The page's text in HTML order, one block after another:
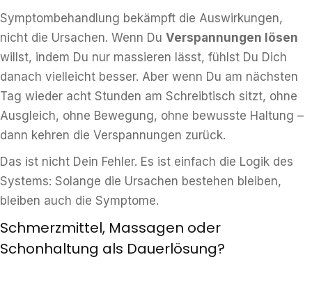
Symptombehandlung bekämpft die Auswirkungen,
nicht die Ursachen. Wenn Du Verspannungen lösen
willst, indem Du nur massieren lässt, fühlst Du Dich
danach vielleicht besser. Aber wenn Du am nächsten
Tag wieder acht Stunden am Schreibtisch sitzt, ohne
Ausgleich, ohne Bewegung, ohne bewusste Haltung –
dann kehren die Verspannungen zurück.
Das ist nicht Dein Fehler. Es ist einfach die Logik des
Systems: Solange die Ursachen bestehen bleiben,
bleiben auch die Symptome.
Schmerzmittel, Massagen oder
Schonhaltung als Dauerlösung?